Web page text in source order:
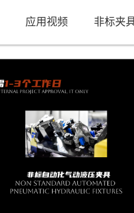
应用视频 非标夹